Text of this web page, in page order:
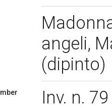
angeli,
(dipinto)
Inv. n.